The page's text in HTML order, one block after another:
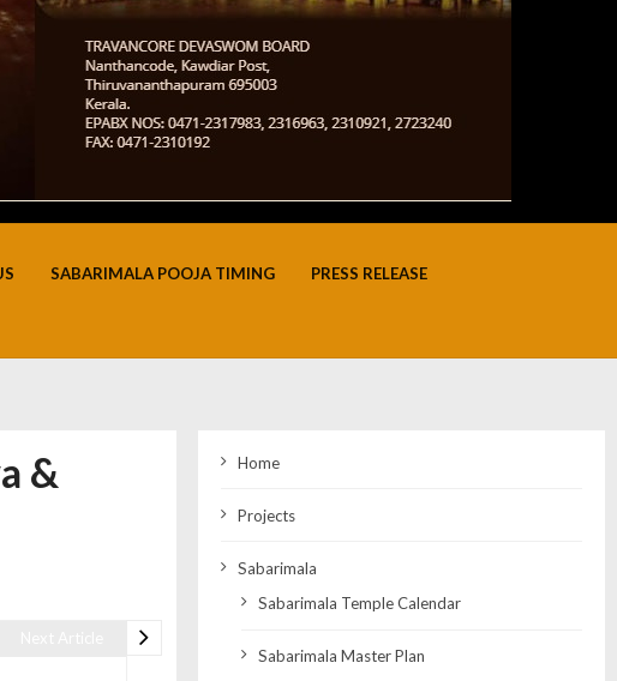
SABARIMALA POOJA TIMING PRESS RELEASE
&
Home
Projects
Sabarimala
Sabarimala Temple Calendar
Sabarimala Master Plan